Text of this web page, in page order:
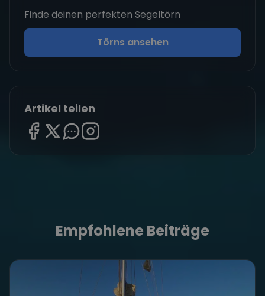
Finde deinen perfekten Segeltörn
Törns ansehen
Artikel teilen
Empfohlene Beiträge